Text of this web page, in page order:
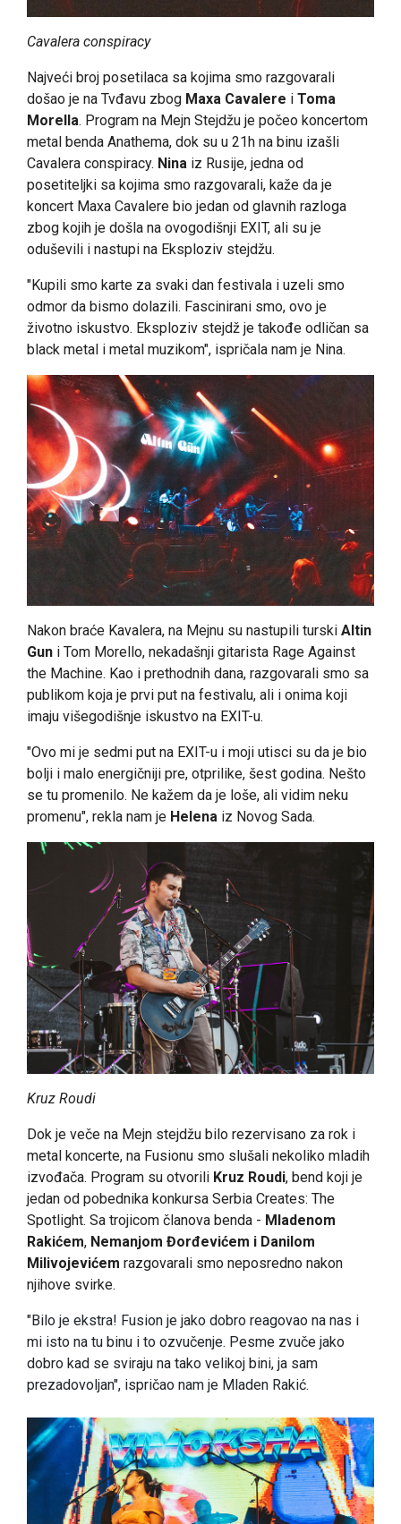
Cavalera conspiracy
Najveći broj posetilaca sa kojima smo razgovarali
došao je na Tvđavu zbog Maxa Cavalere i Toma
Morella. Program na Mejn Stejdžu je počeo koncertom
metal benda Anathema, dok su u 21h na binu izašli
Cavalera conspiracy. Nina iz Rusije, jedna od
posetiteljki sa kojima smo razgovarali, kaže da je
koncert Maxa Cavalere bio jedan od glavnih razloga
zbog kojih je došla na ovogodišnji EXIT, ali su je
oduševili i nastupi na Eksploziv stejdžu.
"Kupili smo karte za svaki dan festivala i uzeli smo
odmor da bismo dolazili. Fascinirani smo, ovo je
životno iskustvo. Eksploziv stejdž je takođe odličan sa
black metal i metal muzikom", ispričala nam je Nina.
Nakon braće Kavalera, na Mejnu su nastupili turski Altin
Gun i Tom Morello, nekadašnji gitarista Rage Against
the Machine. Kao i prethodnih dana, razgovarali smo sa
publikom koja je prvi put na festivalu, ali i onima koji
imaju višegodišnje iskustvo na EXIT-u.
"Ovo mi je sedmi put na EXIT-u i moji utisci su da je bio
bolji i malo energičniji pre, otprilike, šest godina. Nešto
se tu promenilo. Ne kažem da je loše, ali vidim neku
promenu", rekla nam je Helena iz Novog Sada.
Kruz Roudi
Dok je veče na Mejn stejdžu bilo rezervisano za rok i
metal koncerte, na Fusionu smo slušali nekoliko mladih
izvođača. Program su otvorili Kruz Roudi, bend koji je
jedan od pobednika konkursa Serbia Creates: The
Spotlight. Sa trojicom članova benda - Mladenom
Rakićem, Nemanjom Đorđevićem i Danilom
Milivojevićem razgovarali smo neposredno nakon
njihove svirke.
"Bilo je ekstra! Fusion je jako dobro reagovao na nas i
mi isto na tu binu i to ozvučenje. Pesme zvuče jako
dobro kad se sviraju na tako velikoj bini, ja sam
prezadovoljan", ispričao nam je Mladen Rakić.